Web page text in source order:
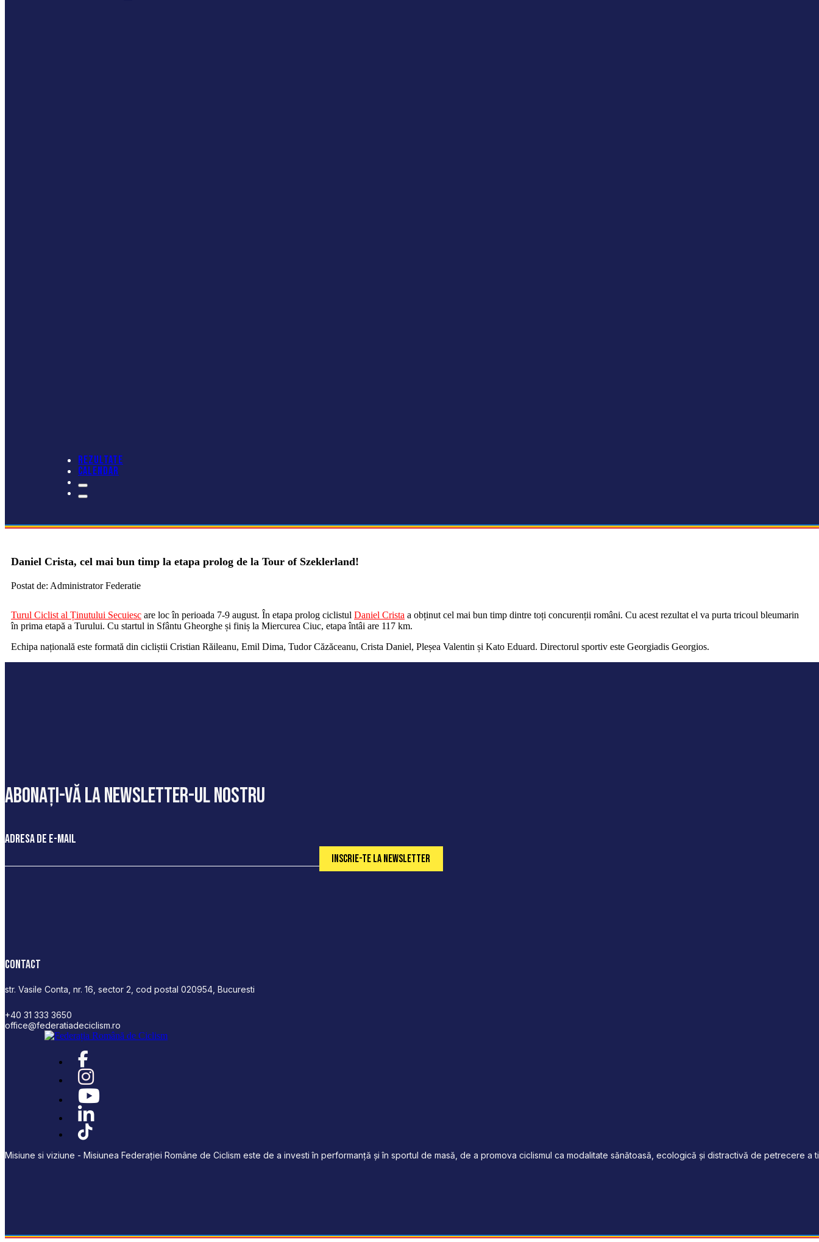
REZULTATE
CALENDAR
Daniel Crista, cel mai bun timp la etapa prolog de la Tour of Szeklerland!
Postat de: Administrator Federatie
Turul Ciclist al Ținutului Secuiesc are loc în perioada 7-9 august. În etapa prolog ciclistul Daniel Crista a obținut cel mai bun timp dintre toți concurenții români. Cu acest rezultat el va purta tricoul bleumarin
în prima etapă a Turului. Cu startul in Sfântu Gheorghe și finiș la Miercurea Ciuc, etapa întâi are 117 km.
Echipa națională este formată din cicliștii Cristian Răileanu, Emil Dima, Tudor Căzăceanu, Crista Daniel, Pleșea Valentin și Kato Eduard. Directorul sportiv este Georgiadis Georgios.
abonați-vă la newsletter-ul nostru
Adresa de e-mail
Contact
str. Vasile Conta, nr. 16, sector 2, cod postal 020954, Bucuresti
+40 31 333 3650
office@federatiadeciclism.ro
Misiune si viziune - Misiunea Federației Române de Ciclism este de a investi în performanță și în sportul de masă, de a promova ciclismul ca modalitate sănătoasă, ecologică și distractivă de petrecere a